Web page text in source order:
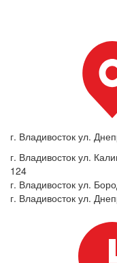
г. Владивосток ул.
г. Владивосток ул.
124
г. Владивосток ул.
г. Владивосток ул.